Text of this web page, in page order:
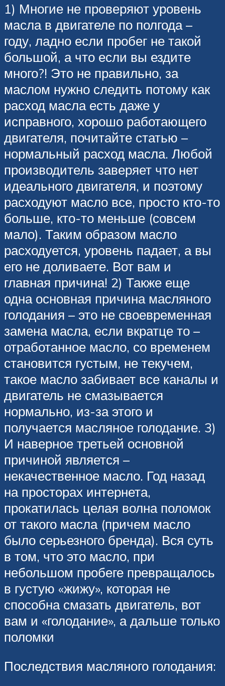
1) Многие не проверяют уровень
масла в двигателе по полгода –
году, ладно если пробег не такой
большой, а что если вы ездите
много?! Это не правильно, за
маслом нужно следить потому как
расход масла есть даже у
исправного, хорошо работающего
двигателя, почитайте статью –
нормальный расход масла. Любой
производитель заверяет что нет
идеального двигателя, и поэтому
расходуют масло все, просто кто-то
больше, кто-то меньше (совсем
мало). Таким образом масло
расходуется, уровень падает, а вы
его не доливаете. Вот вам и
главная причина! 2) Также еще
одна основная причина масляного
голодания – это не своевременная
замена масла, если вкратце то –
отработанное масло, со временем
становится густым, не текучем,
такое масло забивает все каналы и
двигатель не смазывается
нормально, из-за этого и
получается масляное голодание. 3)
И наверное третьей основной
причиной является –
некачественное масло. Год назад
на просторах интернета,
прокатилась целая волна поломок
от такого масла (причем масло
было серьезного бренда). Вся суть
в том, что это масло, при
небольшом пробеге превращалось
в густую «жижу», которая не
способна смазать двигатель, вот
вам и «голодание», а дальше только
поломки
Последствия масляного голодания: